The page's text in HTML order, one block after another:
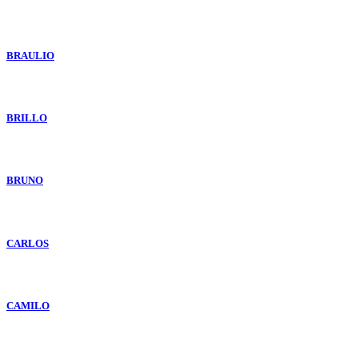
BRAULIO
BRILLO
BRUNO
CARLOS
CAMILO